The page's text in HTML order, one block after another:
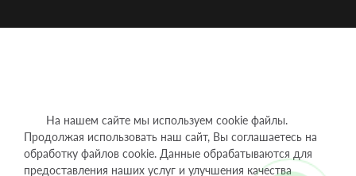
На нашем сайте мы используем cookie файлы.
Продолжая использовать наш сайт, Вы соглашаетесь на
обработку файлов cookie. Данные обрабатываются для
предоставления наших услуг и улучшения качества